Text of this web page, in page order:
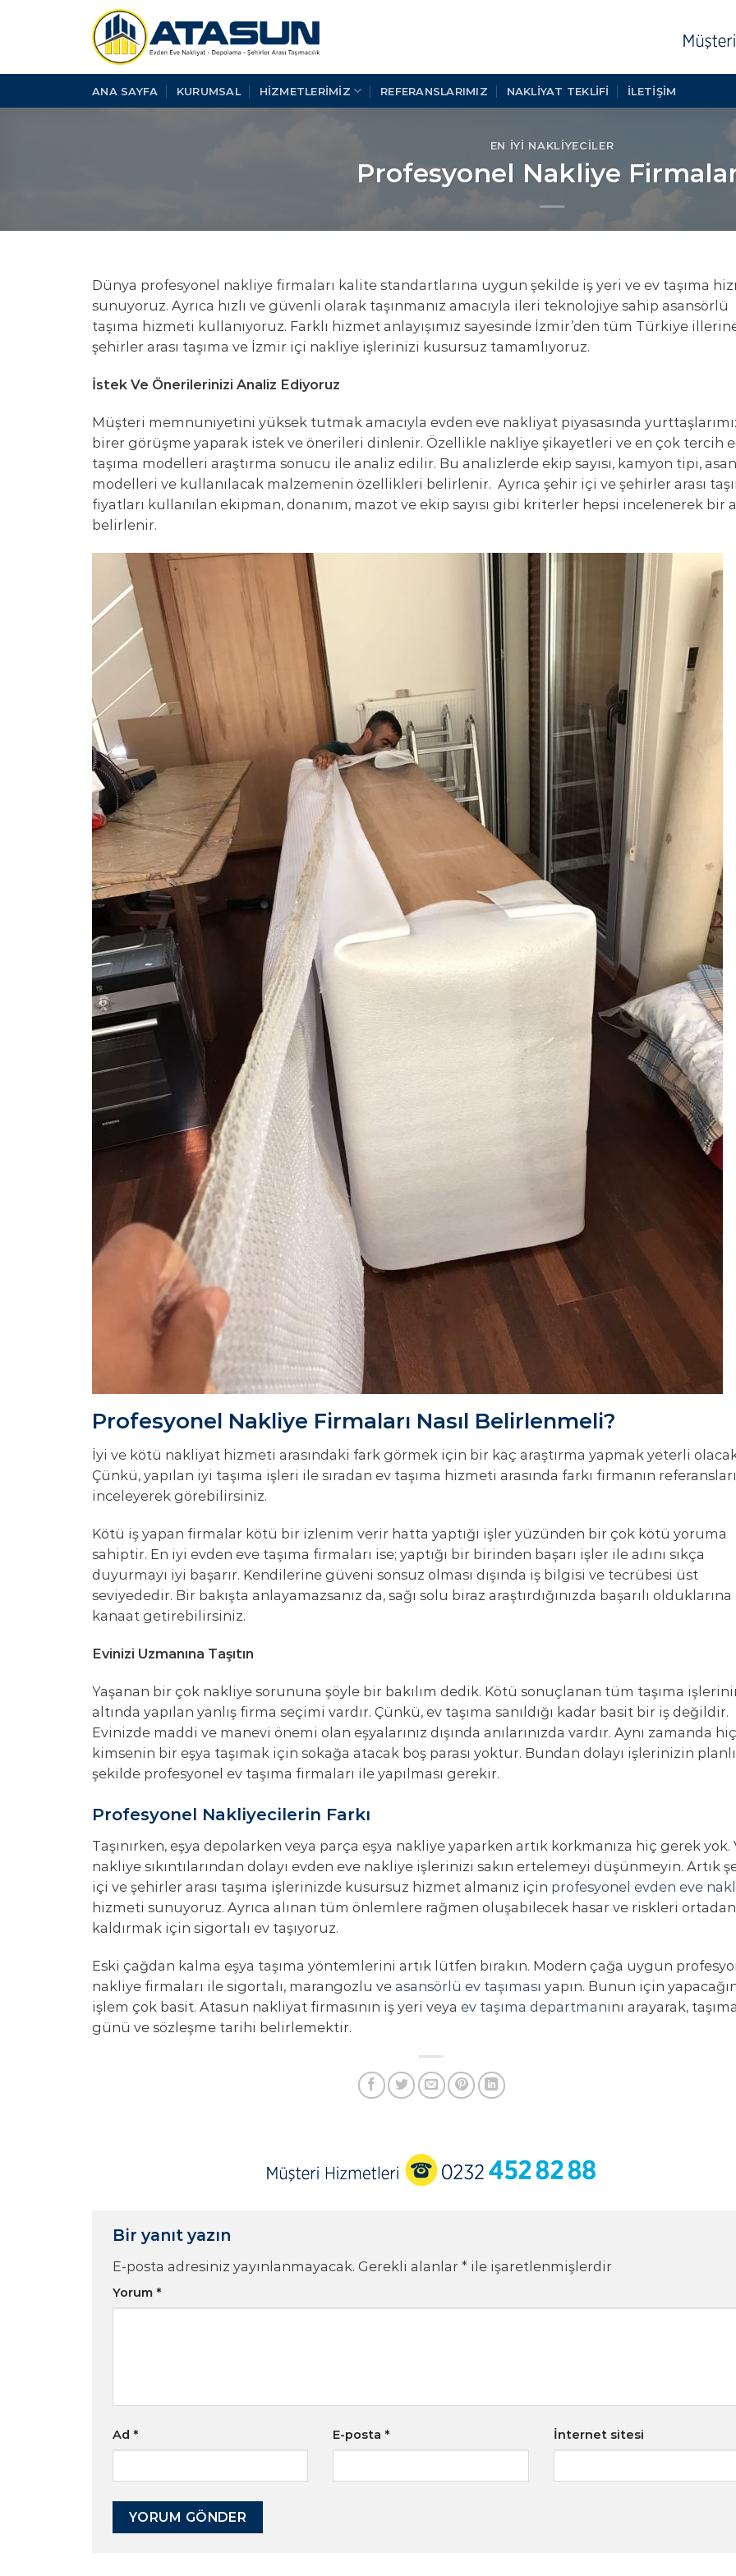
ANA SAYFA KURUMSAL HİZMETLERİMİZ REFERANSLARIMIZ NAKLIYAT TEKLIFI İLETİŞİM
EN İYI NAKLIYECILER
Profesyonel Nakliye
Dünya profesyonel nakliye firmaları kalite standartlarına uygun şekilde iş yeri ve ev taşıma
sunuyoruz. Ayrıca hızlı ve güvenli olarak taşınmanız amacıyla ileri teknolojiye sahip asansörlü
taşıma hizmeti kullanıyoruz. Farklı hizmet anlayışımız sayesinde İzmir’den tüm Türkiye
şehirler arası taşıma ve İzmir içi nakliye işlerinizi kusursuz tamamlıyoruz.
İstek Ve Önerilerinizi Analiz Ediyoruz
Müşteri memnuniyetini yüksek tutmak amacıyla evden eve nakliyat piyasasında
birer görüşme yaparak istek ve önerileri dinlenir. Özellikle nakliye şikayetleri ve en çok tercih
taşıma modelleri araştırma sonucu ile analiz edilir. Bu analizlerde ekip sayısı, kamyon tipi,
modelleri ve kullanılacak malzemenin özellikleri belirlenir. Ayrıca şehir içi ve şehirler arası
fiyatları kullanılan ekipman, donanım, mazot ve ekip sayısı gibi kriterler hepsi incelenerek bir
belirlenir.
Profesyonel Nakliye Firmaları Nasıl Belirlenmeli?
İyi ve kötü nakliyat hizmeti arasındaki fark görmek için bir kaç araştırma yapmak yeterli
Çünkü, yapılan iyi taşıma işleri ile sıradan ev taşıma hizmeti arasında farkı firmanın
inceleyerek görebilirsiniz.
Kötü iş yapan firmalar kötü bir izlenim verir hatta yaptığı işler yüzünden bir çok kötü yoruma
sahiptir. En iyi evden eve taşıma firmaları ise; yaptığı bir birinden başarı işler ile adını sıkça
duyurmayı iyi başarır. Kendilerine güveni sonsuz olması dışında iş bilgisi ve tecrübesi üst
seviyededir. Bir bakışta anlayamazsanız da, sağı solu biraz araştırdığınızda başarılı olduklarına
kanaat getirebilirsiniz.
Evinizi Uzmanına Taşıtın
Yaşanan bir çok nakliye sorununa şöyle bir bakılım dedik. Kötü sonuçlanan tüm taşıma
altında yapılan yanlış firma seçimi vardır. Çünkü, ev taşıma sanıldığı kadar basit bir iş değildir.
Evinizde maddi ve manevi önemi olan eşyalarınız dışında anılarınızda vardır. Aynı zamanda hiç
kimsenin bir eşya taşımak için sokağa atacak boş parası yoktur. Bundan dolayı işlerinizin
şekilde profesyonel ev taşıma firmaları ile yapılması gerekir.
Profesyonel Nakliyecilerin Farkı
Taşınırken, eşya depolarken veya parça eşya nakliye yaparken artık korkmanıza hiç gerek yok.
nakliye sıkıntılarından dolayı evden eve nakliye işlerinizi sakın ertelemeyi düşünmeyin. Artık
içi ve şehirler arası taşıma işlerinizde kusursuz hizmet almanız için profesyonel evden eve
hizmeti sunuyoruz. Ayrıca alınan tüm önlemlere rağmen oluşabilecek hasar ve riskleri ortadan
kaldırmak için sigortalı ev taşıyoruz.
Eski çağdan kalma eşya taşıma yöntemlerini artık lütfen bırakın. Modern çağa uygun
nakliye firmaları ile sigortalı, marangozlu ve asansörlü ev taşıması yapın. Bunun için
işlem çok basit. Atasun nakliyat firmasının iş yeri veya ev taşıma departmanını arayarak,
günü ve sözleşme tarihi belirlemektir.
Bir yanıt yazın
E-posta adresiniz yayınlanmayacak. Gerekli alanlar * ile işaretlenmişlerdir
Yorum *
Ad * E-posta* İnternet sitesi